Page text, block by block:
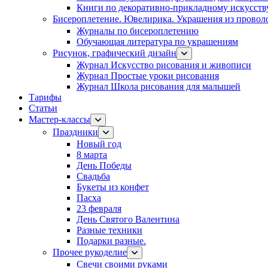
Книги по декоративно-прикладному
Бисероплетение. Ювелирика. Украшения из
Журналы по бисероплетению
Обучающая литература по украшениям
Рисунок, графический дизайн
Журнал Искусство рисования и живописи
Журнал Простые уроки рисования
Журнал Школа рисования для малышей
Тарифы
Статьи
Мастер-классы
Праздники
Новый год
8 марта
День Победы
Свадьба
Букеты из конфет
Пасха
23 февраля
День Святого Валентина
Разные техники
Подарки разные.
Прочее рукоделие
Свечи своими руками